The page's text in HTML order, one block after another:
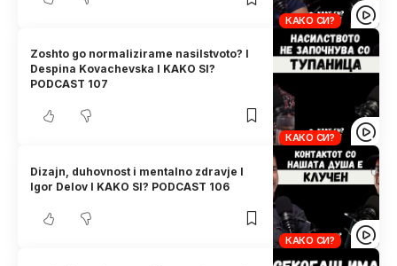
КАКО СИ?
КАКО СИ?
Zoshto go normalizirame nasilstvoto? I
Despina Kovachevska I KAKO SI?
PODCAST 107
КАКО СИ?
Dizajn, duhovnost i mentalno zdravje I
Igor Delov I KAKO SI? PODCAST 106